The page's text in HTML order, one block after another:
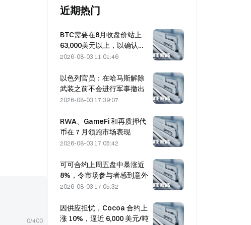
0/400
近期热门
BTC需要在8月收盘价站上
63,000美元以上，以确认熊
市底部，10x研究表示称
2026-08-03 11:01:46
以色列官员：在哈马斯解除
武装之前不会进行军事撤出
2026-08-03 17:39:07
RWA、GameFi 和再质押代
币在 7 月领跑市场表现
2026-08-03 17:05:42
可可合约上周五盘中暴涨近
8%，令市场参与者感到意外
2026-08-03 17:05:32
因供应担忧，Cocoa 合约上
涨 10%，逼近 6,000 美元/吨